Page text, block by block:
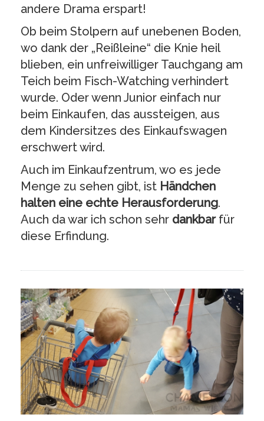
andere Drama erspart!
Ob beim Stolpern auf unebenen Boden,
wo dank der „Reißleine“ die Knie heil
blieben, ein unfreiwilliger Tauchgang am
Teich beim Fisch-Watching verhindert
wurde. Oder wenn Junior einfach nur
beim Einkaufen, das aussteigen, aus
dem Kindersitzes des Einkaufswagen
erschwert wird.
Auch im Einkaufzentrum, wo es jede
Menge zu sehen gibt, ist Händchen
halten eine echte Herausforderung.
Auch da war ich schon sehr dankbarfür
diese Erfindung.